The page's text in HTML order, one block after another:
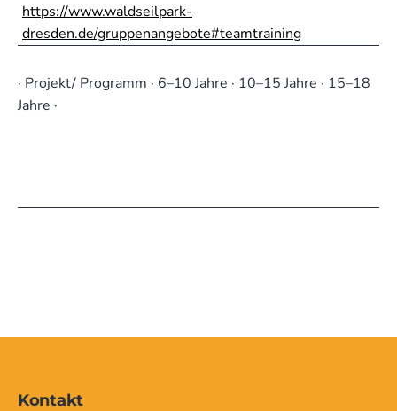
https://www.waldseilpark-
dresden.de/gruppenangebote#teamtraining
· Projekt/ Programm · 6–10 Jahre · 10–15 Jahre · 15–18
Jahre ·
Kontakt